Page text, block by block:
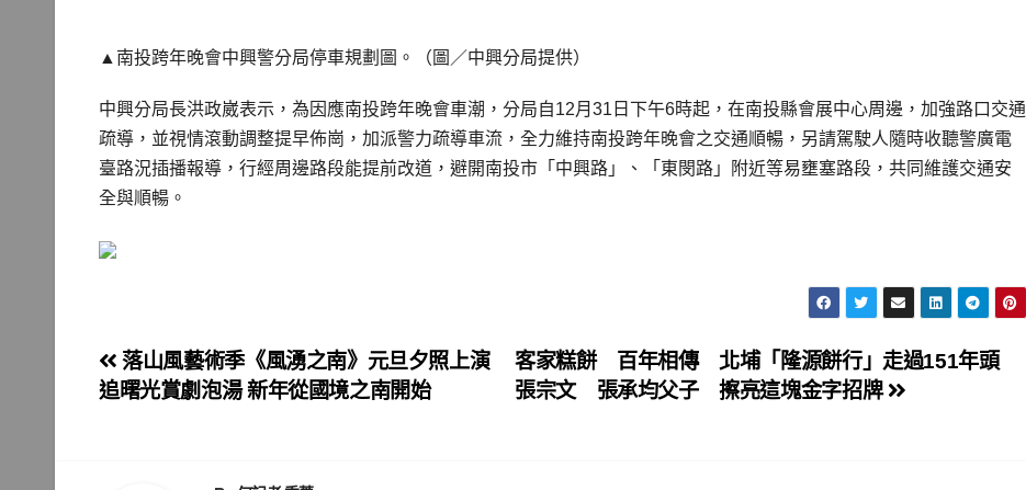
▲南投跨年晚會中興警分局停車規劃圖。（圖／中興分局提供）
中興分局長洪政崴表示，為因應南投跨年晚會車潮，分局自12月31日下午6時起，在南投縣會展中心周邊，加強路口交通
疏導，並視情滾動調整提早佈崗，加派警力疏導車流，全力維持南投跨年晚會之交通順暢，另請駕駛人隨時收聽警廣電
臺路況插播報導，行經周邊路段能提前改道，避開南投市「中興路」、「東閔路」附近等易壅塞路段，共同維護交通安
全與順暢。
文
章
客家糕餅 百年相傳 北埔「隆源餅行」走過151年頭
張宗文 張承均父子 擦亮這塊金字招牌
落山風藝術季《風湧之南》元旦夕照上演
追曙光賞劇泡湯 新年從國境之南開始